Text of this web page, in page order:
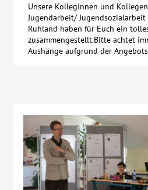
Spenden
Ausbildung
Glossar
Unsere Kolleginnen und
Jugendarbeit/
Ruhland haben für Euch ein
zusammengestellt.Bitte achtet
Aushänge aufgrund der